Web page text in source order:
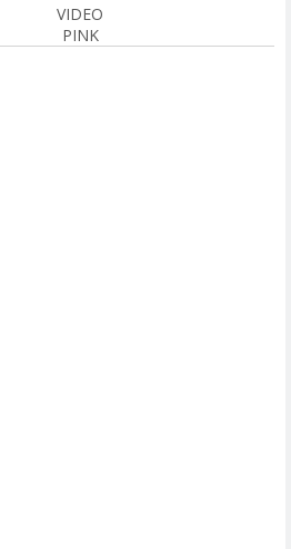
VIDEO
PINK